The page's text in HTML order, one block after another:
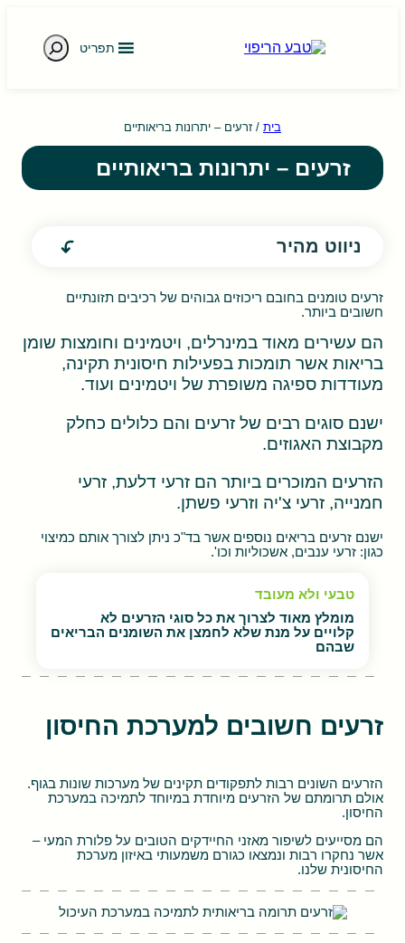
תפריט
חיפוש
בית / זרעים – יתרונות בריאותיים
זרעים – יתרונות בריאותיים
ניווט מהיר
זרעים טומנים בחובם ריכוזים גבוהים של רכיבים תזונתיים
חשובים ביותר.
הם עשירים מאוד במינרלים, ויטמינים וחומצות שומן
בריאות אשר תומכות בפעילות חיסונית תקינה,
מעודדות ספיגה משופרת של ויטמינים ועוד.
ישנם סוגים רבים של זרעים והם כלולים כחלק
מקבוצת האגוזים.
הזרעים המוכרים ביותר הם זרעי דלעת, זרעי
חמנייה, זרעי צ'יה וזרעי פשתן.
ישנם זרעים בריאים נוספים אשר בד"כ ניתן לצורך אותם כמיצוי
כגון: זרעי ענבים, אשכוליות וכו'.
טבעי ולא מעובד
מומלץ מאוד לצרוך את כל סוגי הזרעים לא
קלויים על מנת שלא לחמצן את השומנים הבריאים
שבהם
זרעים חשובים למערכת החיסון
הזרעים השונים רבות לתפקודים תקינים של מערכות שונות בגוף.
אולם תרומתם של הזרעים מיוחדת במיוחד לתמיכה במערכת
החיסון.
הם מסייעים לשיפור מאזני החיידקים הטובים על פלורת המעי –
אשר נחקרו רבות ונמצאו כגורם משמעותי באיזון מערכת
החיסונית שלנו.